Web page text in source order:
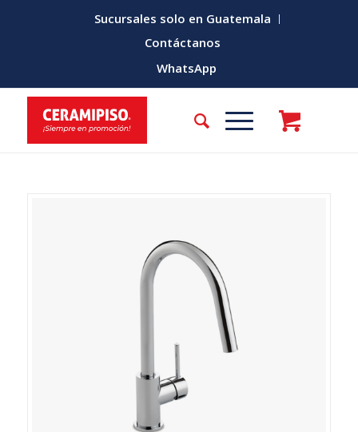
Sucursales solo en Guatemala
Contáctanos
WhatsApp